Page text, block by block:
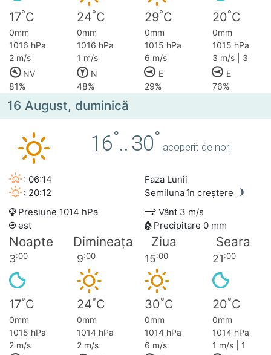
17°C 24°C 29°C 20°C
0mm 0mm 0mm
0mm
1016 hPa
1016 hPa 1015 hPa
1015 hPa
2 m/s
1 m/s 6 m/s
3 m/s | 3
NV
N E
E
81%
48% 29% 76%
16 August, duminică
16°.. 30°
acoperit de nori
: 06:14
: 20:12
Faza Lunii
Semiluna în creștere
Presiune 1014 hPa
Vânt 3 m/s
est
Precipitare 0 mm
Noapte Dimineața Ziua Seara
3:00 9:00 15:00 21:00
17°C 24°C 30°C 20°C
0mm 0mm 0mm
0mm
1015 hPa
1014 hPa 1014 hPa
1014 hPa
2 m/s
2 m/s 6 m/s
1 m/s | 1